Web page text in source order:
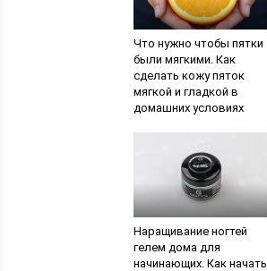
Что нужно чтобы пятки
были мягкими. Как
сделать кожу пяток
мягкой и гладкой в
домашних условиях
Наращивание ногтей
гелем дома для
начинающих. Как начать